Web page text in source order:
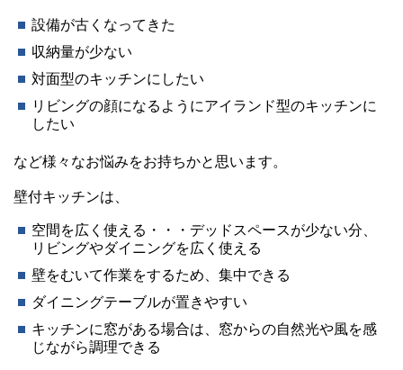
設備が古くなってきた
収納量が少ない
対面型のキッチンにしたい
リビングの顔になるようにアイランド型のキッチンに
したい
など様々なお悩みをお持ちかと思います。
壁付キッチンは、
空間を広く使える・・・デッドスペースが少ない分、
リビングやダイニングを広く使える
壁をむいて作業をするため、集中できる
ダイニングテーブルが置きやすい
キッチンに窓がある場合は、窓からの自然光や風を感
じながら調理できる